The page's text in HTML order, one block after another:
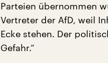
Parteien übernommen
Vertreter der AfD, weil
Ecke stehen. Der
Gefahr.“